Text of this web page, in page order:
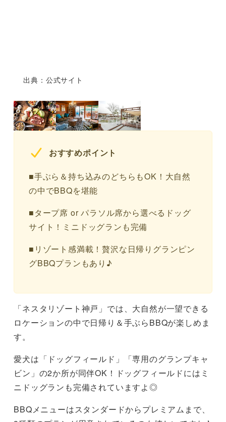
出典：公式サイト
おすすめポイント
■手ぶら＆持ち込みのどちらもOK！大自然
の中でBBQを堪能
■タープ席 or パラソル席から選べるドッグ
サイト！ミニドッグランも完備
■リゾート感満載！贅沢な日帰りグランピン
グBBQプランもあり♪
「ネスタリゾート神戸」では、大自然が一望できる
ロケーションの中で日帰り＆手ぶらBBQが楽しめま
す。
愛犬は「ドッグフィールド」「専用のグランプキャ
ビン」の2か所が同伴OK！ドッグフィールドにはミ
ニドッグランも完備されていますよ◎
BBQメニューはスタンダードからプレミアムまで、